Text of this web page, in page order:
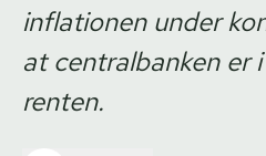
inflationen under
at centralbanken er
renten.